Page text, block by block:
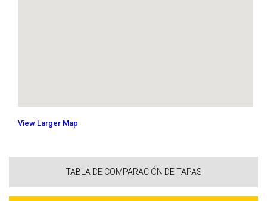
View Larger Map
TABLA DE COMPARACIÓN DE TAPAS